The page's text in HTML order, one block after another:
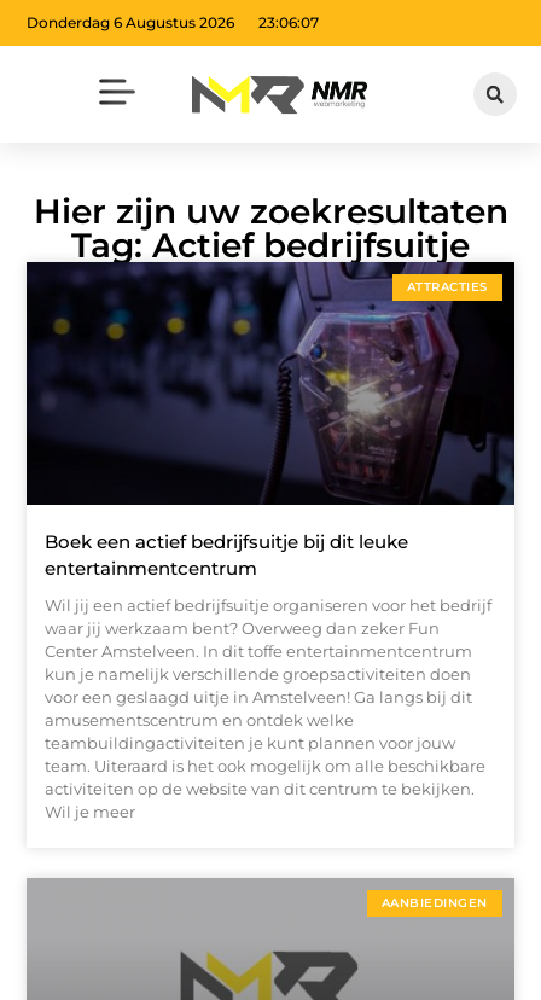
Donderdag 6 Augustus 2026 23:06:08
Hier zijn uw zoekresultaten
Tag: Actief bedrijfsuitje
ATTRACTIES
Boek een actief bedrijfsuitje bij dit leuke
entertainmentcentrum
Wil jij een actief bedrijfsuitje organiseren voor het bedrijf
waar jij werkzaam bent? Overweeg dan zeker Fun
Center Amstelveen. In dit toffe entertainmentcentrum
kun je namelijk verschillende groepsactiviteiten doen
voor een geslaagd uitje in Amstelveen! Ga langs bij dit
amusementscentrum en ontdek welke
teambuildingactiviteiten je kunt plannen voor jouw
team. Uiteraard is het ook mogelijk om alle beschikbare
activiteiten op de website van dit centrum te bekijken.
Wil je meer
AANBIEDINGEN